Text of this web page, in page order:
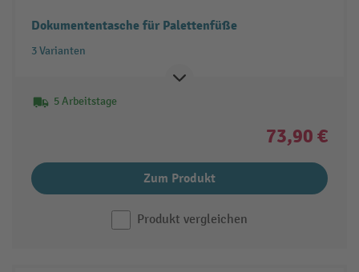
Dokumententasche für Palettenfüße
3 Varianten
5 Arbeitstage
73,90 €
Zum Produkt
Produkt vergleichen